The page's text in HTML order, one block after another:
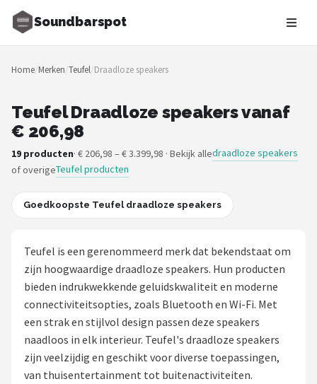
Soundbarspot
Zoeken
NAVIGATIE
Merken
Blog
Muziekstijlen
JBL
Samsung
Shop
POPULAIRE MERKEN
Home/Merken/Teufel/Draadloze speakers
Teufel Draadloze speakers vanaf
€ 206,98
19 producten· € 206,98 – € 3.399,98 · Bekijk alledraadloze speakers
of overigeTeufel producten
Goedkoopste Teufel draadloze speakers
Teufel is een gerenommeerd merk dat bekendstaat om
zijn hoogwaardige draadloze speakers. Hun producten
bieden indrukwekkende geluidskwaliteit en moderne
connectiviteitsopties, zoals Bluetooth en Wi-Fi. Met
een strak en stijlvol design passen deze speakers
naadloos in elk interieur. Teufel's draadloze speakers
zijn veelzijdig en geschikt voor diverse toepassingen,
van thuisentertainment tot buitenactiviteiten.